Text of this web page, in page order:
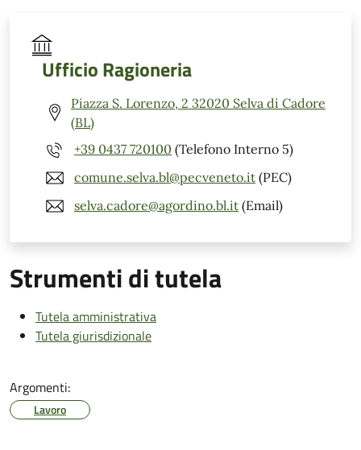
Ufficio Ragioneria
Piazza S. Lorenzo, 2 32020 Selva di Cadore
(BL)
+39 0437 720100 (Telefono Interno 5)
comune.selva.bl@pecveneto.it (PEC)
selva.cadore@agordino.bl.it (Email)
Strumenti di tutela
Tutela amministrativa
Tutela giurisdizionale
Argomenti:
Lavoro